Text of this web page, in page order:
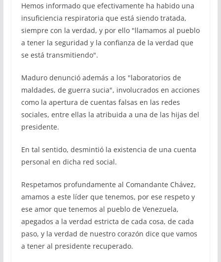
Hemos informado que efectivamente ha habido una
insuficiencia respiratoria que está siendo tratada,
siempre con la verdad, y por ello "llamamos al pueblo
a tener la seguridad y la confianza de la verdad que
se está transmitiendo".
Maduro denunció además a los "laboratorios de
maldades, de guerra sucia", involucrados en acciones
como la apertura de cuentas falsas en las redes
sociales, entre ellas la atribuida a una de las hijas del
presidente.
En tal sentido, desmintió la existencia de una cuenta
personal en dicha red social.
Respetamos profundamente al Comandante Chávez,
amamos a este líder que tenemos, por ese respeto y
ese amor que tenemos al pueblo de Venezuela,
apegados a la verdad estricta de cada cosa, de cada
paso, y la verdad de nuestro corazón dice que vamos
a tener al presidente recuperado.